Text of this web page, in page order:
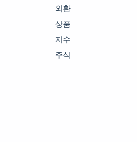
외환
상품
지수
주식